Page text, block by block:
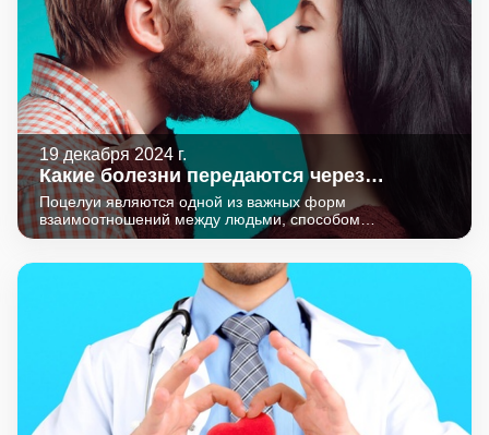
19 декабря 2024 г.
Какие болезни передаются через
поцелуи
Поцелуи являются одной из важных форм
взаимоотношений между людьми, способом
проявления чувств. «Всемирный день поцелуя»
Англии. Идею проведения праздника предложил
стоматолог, в надежде на то, что при частых поцелуях
люди будут тщательнее следить за состоянием полости
рта. В течение жизни человек тратит на поцелуи в
среднем около 2 недель. С 2009 года существует
дисциплина - филематология, которая изучает
физиологические и психологические особенности
поцелуев (от греческого слова «Φιλί»-поцелуй).